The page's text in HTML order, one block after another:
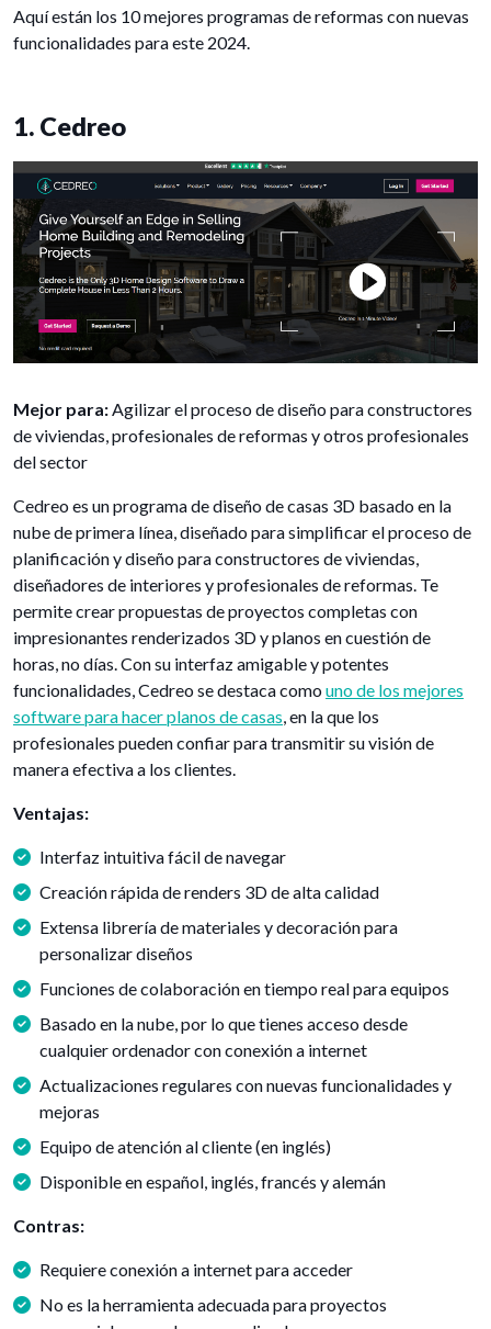
Aquí están los 10 mejores programas de reformas con nuevas
funcionalidades para este 2024.
1. Cedreo
Mejor para:Agilizar el proceso de diseño para constructores
de viviendas, profesionales de reformas y otros profesionales
del sector
Cedreo es un programa de diseño de casas 3D basado en la
nube de primera línea, diseñado para simplificar el proceso de
planificación y diseño para constructores de viviendas,
diseñadores de interiores y profesionales de reformas. Te
permite crear propuestas de proyectos completas con
impresionantes renderizados 3D y planos en cuestión de
horas, no días. Con su interfaz amigable y potentes
funcionalidades, Cedreo se destaca comouno de los mejores
software para hacer planos de casas, en la que los
profesionales pueden confiar para transmitir su visión de
manera efectiva a los clientes.
Ventajas:
Interfaz intuitiva fácil de navegar
Creación rápida de renders 3D de alta calidad
Extensa librería de materiales y decoración para
personalizar diseños
Funciones de colaboración en tiempo real para equipos
Basado en la nube, por lo que tienes acceso desde
cualquier ordenador con conexión a internet
Actualizaciones regulares con nuevas funcionalidades y
mejoras
Equipo de atención al cliente (en inglés)
Disponible en español, inglés, francés y alemán
Contras:
Requiere conexión a internet para acceder
No es la herramienta adecuada para proyectos